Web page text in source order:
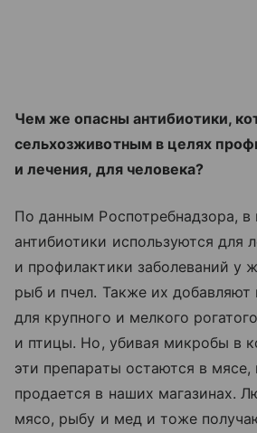
Чем же опасны антибиотики,
сельхозживотным в целях
и лечения, для человека?
По данным Роспотребнадзора, в
антибиотики используются для
и профилактики заболеваний у
рыб и пчел. Также их добавляют
для крупного и мелкого
и птицы. Но, убивая микробы в
эти препараты остаются в мясе,
продается в наших магазинах.
мясо, рыбу и мед и тоже